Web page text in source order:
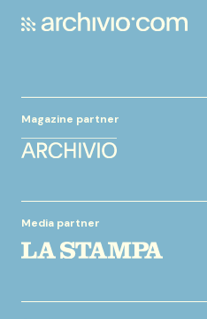
Magazine partner
Media partner